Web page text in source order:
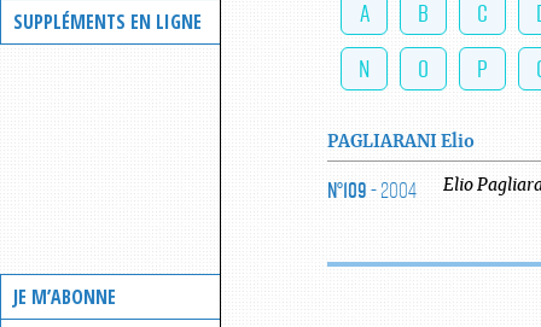
SUPPLÉMENTS EN LIGNE
JE M’ABONNE
A B C
N
O P
PAGLIARANI Elio
N°109- 2004 Elio